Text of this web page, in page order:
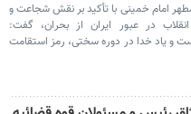
امام خمینی با تأکید بر نقش شجاعت و
در عبور ایران از بحران، گفت:
و یاد خدا در دوره سختی، رمز استقامت